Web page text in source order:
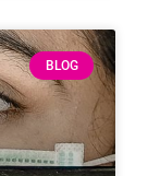
BLOG